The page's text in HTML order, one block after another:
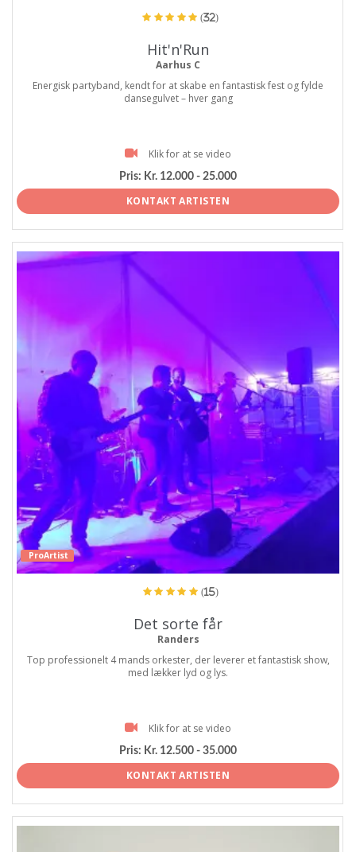
(32)
Hit'n'Run
Aarhus C
Energisk partyband, kendt for at skabe en fantastisk fest og fylde
dansegulvet – hver gang
Klik for at se video
Pris: Kr. 12.000 - 25.000
KONTAKT ARTISTEN
ProArtist
(15)
Det sorte får
Randers
Top professionelt 4 mands orkester, der leverer et fantastisk show,
med lækker lyd og lys.
Klik for at se video
Pris: Kr. 12.500 - 35.000
KONTAKT ARTISTEN